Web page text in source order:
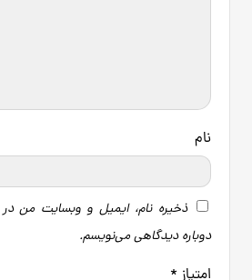
ذخیره نام، ایمیل و وبسایت من در
دوباره دیدگاهی می‌نویسم.
امتیاز *